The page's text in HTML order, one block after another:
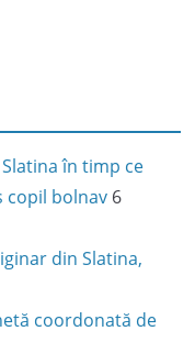
în timp ce
copil bolnav 6
din Slatina,
coordonată de